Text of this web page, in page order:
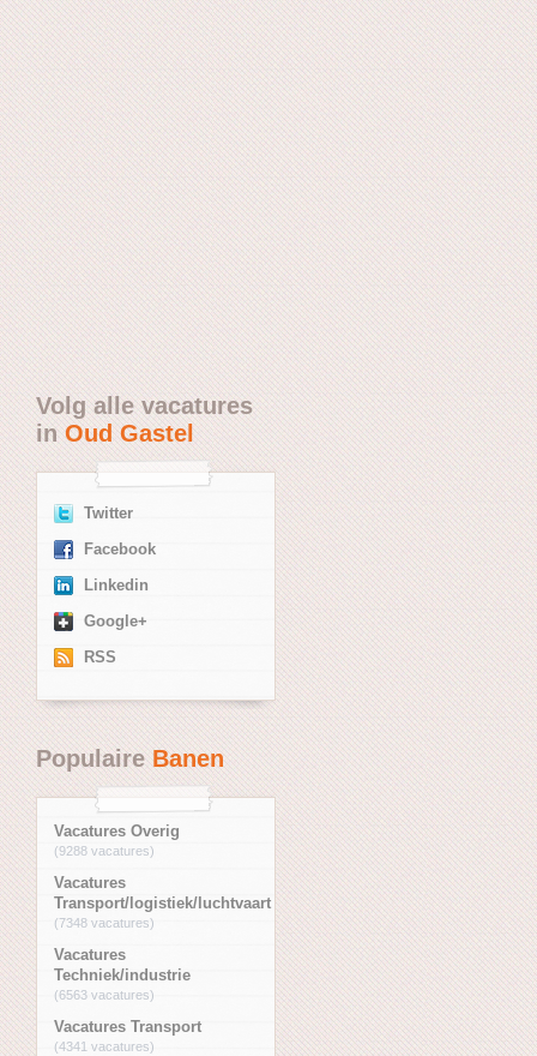
Volg alle vacatures
inOud Gastel
Twitter
Facebook
Linkedin
Google+
RSS
PopulaireBanen
Vacatures Overig
(9288 vacatures)
Vacatures
Transport/logistiek/luchtvaart
(7348 vacatures)
Vacatures
Techniek/industrie
(6563 vacatures)
Vacatures Transport
(4341 vacatures)